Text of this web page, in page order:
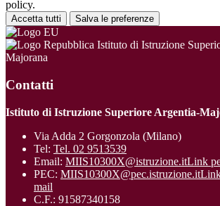
policy.
Accetta tutti Salva le preferenze
Istituto di Istruzione
Majorana
Contatti
Istituto di Istruzione Superiore Argentia-
Via Adda 2 Gorgonzola (Milano)
Tel: Tel. 02 9513539
Email: MIIS10300X@istruzione.itLink
PEC: MIIS10300X@pec.istruzione.it
mail
C.F.: 91587340158